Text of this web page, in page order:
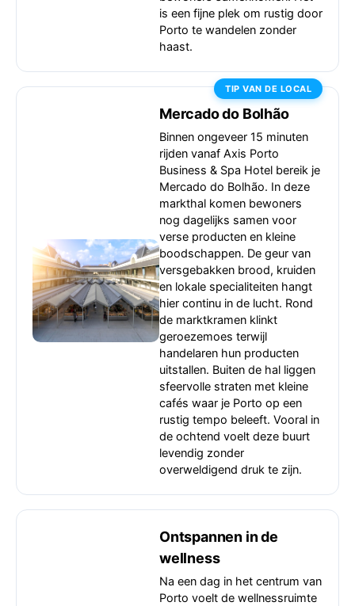
is een fijne plek om rustig door
Porto te wandelen zonder
haast.
TIP VAN DE LOCAL
Mercado do Bolhão
Binnen ongeveer 15 minuten
rijden vanaf Axis Porto
Business & Spa Hotel bereik je
Mercado do Bolhão. In deze
markthal komen bewoners
nog dagelijks samen voor
verse producten en kleine
boodschappen. De geur van
versgebakken brood, kruiden
en lokale specialiteiten hangt
hier continu in de lucht. Rond
de marktkramen klinkt
geroezemoes terwijl
handelaren hun producten
uitstallen. Buiten de hal liggen
sfeervolle straten met kleine
cafés waar je Porto op een
rustig tempo beleeft. Vooral in
de ochtend voelt deze buurt
levendig zonder
overweldigend druk te zijn.
Ontspannen in de
wellness
Na een dag in het centrum van
Porto voelt de wellnessruimte